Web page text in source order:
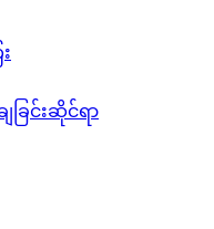
ခြင်းဆိုင်ရာ